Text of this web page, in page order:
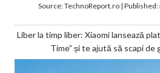
Source:TechnoReport.ro| Published:
Liber la timp liber: Xiaomi lansează
Time” și te ajută să scapi de